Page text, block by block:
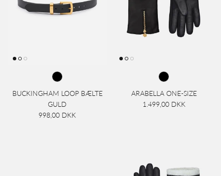
BUCKINGHAM LOOP BÆLTE
GULD
998,00 DKK
ARABELLA ONE-SIZE
1.499,00 DKK